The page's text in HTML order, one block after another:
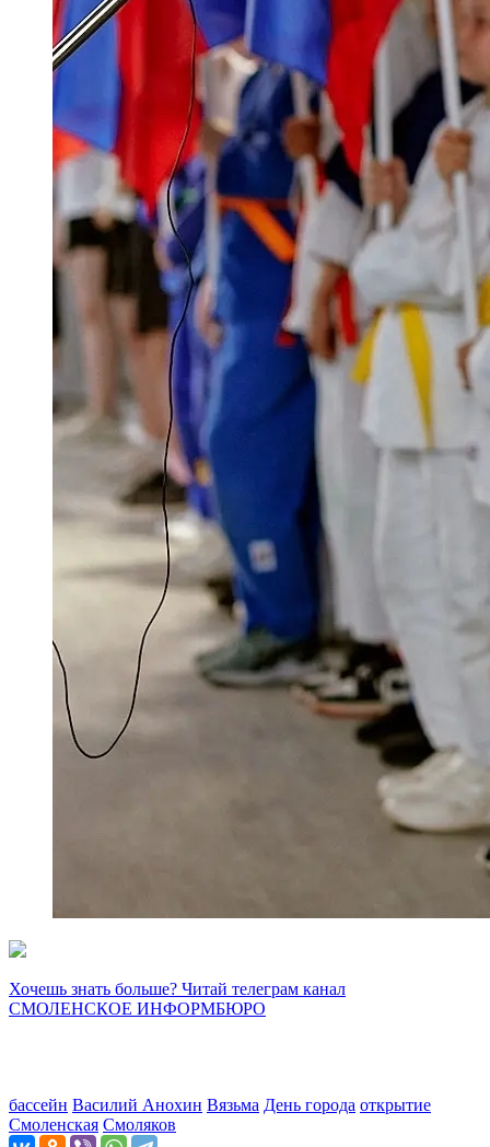
Хочешь знать больше? Читай телеграм канал
СМОЛЕНСКОЕ ИНФОРМБЮРО
бассейн Василий Анохин Вязьма День города открытие
Смоленская Смоляков